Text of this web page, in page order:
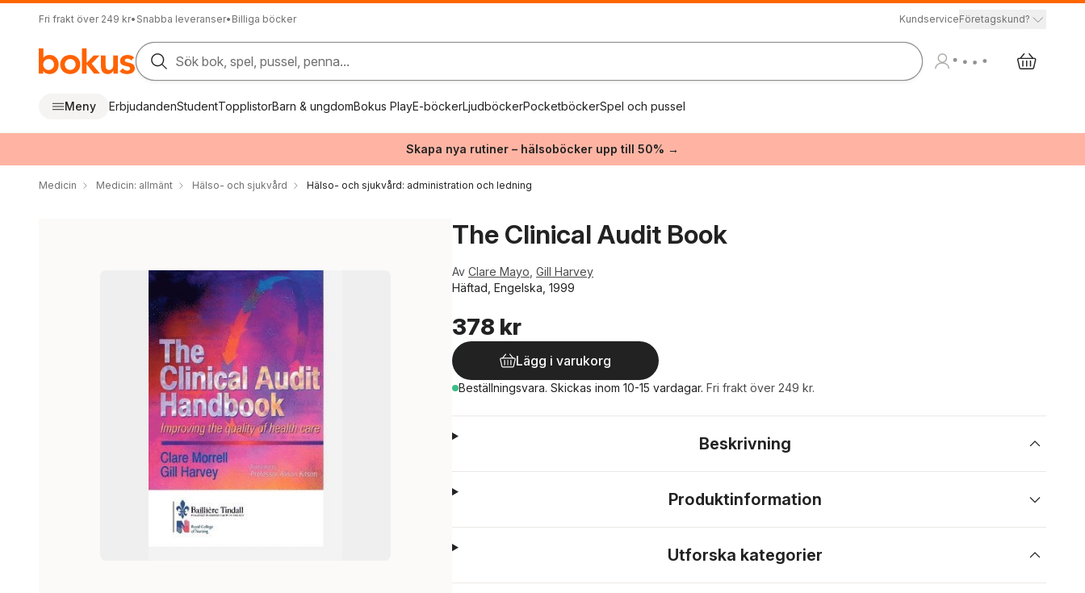
Fri frakt över 249 kr• Snabba leveranser• Billiga böcker KundserviceFöretagskund?
Sök bok, spel, pussel, penna...
Meny ErbjudandenStudentTopplistorBarn & ungdomBokus PlayE-böckerLjudböckerPocketböckerSpel och pussel
Skapa nya rutiner – hälsoböcker upp till 50% →
Medicin Medicin: allmänt Hälso- och sjukvård Hälso- och sjukvård: administration och ledning
The Clinical Audit Book
Av Clare Mayo Gill Harvey
Häftad, Engelska, 1999
378 kr
Lägg i varukorg
Beställningsvara. Skickas inom 10-15 vardagar. Fri frakt över 249 kr.
Beskrivning
Produktinformation
Utforska kategorier